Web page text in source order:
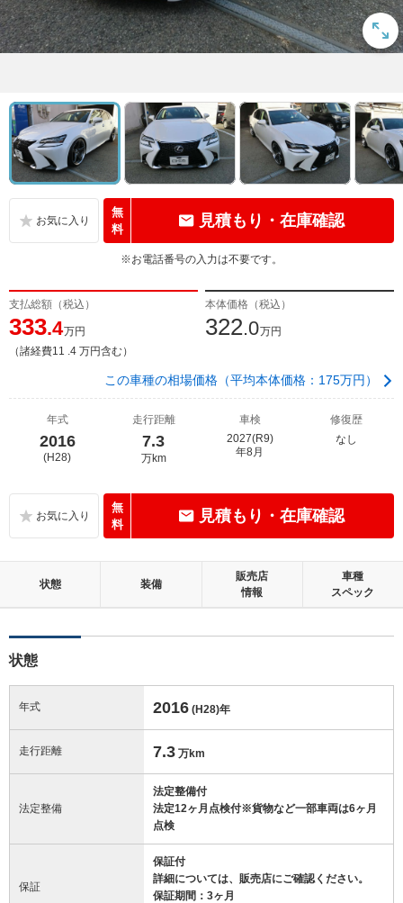
無
料
見積もり・在庫確認
※お電話番号の入力は不要です。
支払総額（税込）
333.4万円
（諸経費11 .4 万円含む）
本体価格（税込）
322.0万円
この車種の相場価格（平均本体価格：175万円）
年式
2016
(H28)
走行距離
7.3
万km
車検
2027(R9)
年8月
修復歴
なし
無
料
見積もり・在庫確認
状態 装備
販売店
情報
車種
スペック
状態
年式 2016 (H28)年
走行距離 7.3 万km
法定整備
法定整備付
法定12ヶ月点検付※貨物など一部車両は6ヶ月
点検
保証
保証付
詳細については、販売店にご確認ください。
保証期間：3ヶ月